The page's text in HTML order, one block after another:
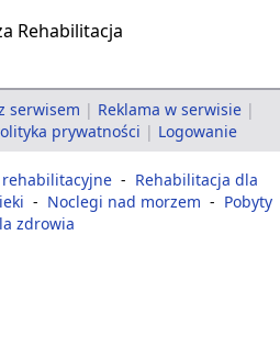
serwisem | Reklama w serwisie |
prywatności | Logowanie
- Rehabilitacja dla
- Noclegi nad morzem - Pobyty
zdrowia